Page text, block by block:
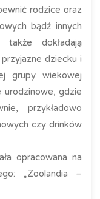
rodzice oraz
bądź innych
także dokładają
dziecku i
grupy wiekowej
urodzinowe, gdzie
przykładowo
czy drinków
opracowana na
„Zoolandia –